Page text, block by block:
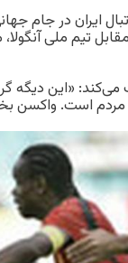
تیم ملی
«این دیگه
مردم است. واکسن